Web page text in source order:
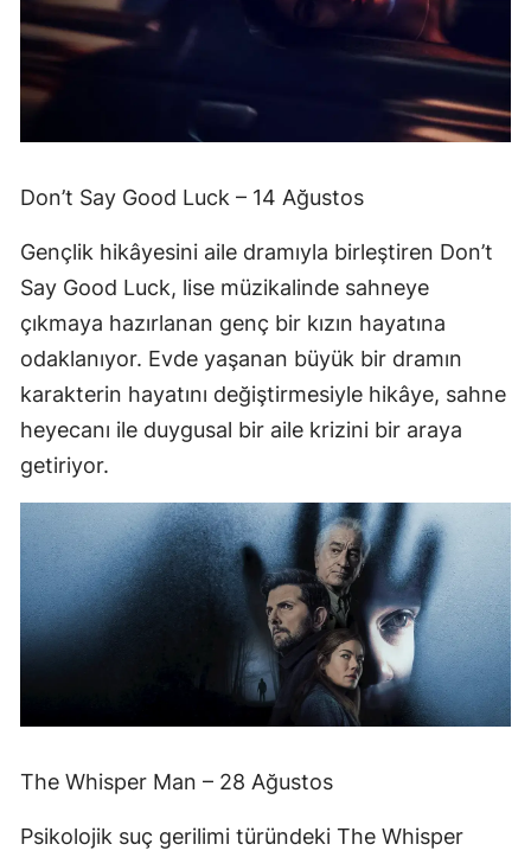
Don’t Say Good Luck – 14 Ağustos
Gençlik hikâyesini aile dramıyla birleştiren Don’t
Say Good Luck, lise müzikalinde sahneye
çıkmaya hazırlanan genç bir kızın hayatına
odaklanıyor. Evde yaşanan büyük bir dramın
karakterin hayatını değiştirmesiyle hikâye, sahne
heyecanı ile duygusal bir aile krizini bir araya
getiriyor.
The Whisper Man – 28 Ağustos
Psikolojik suç gerilimi türündeki The Whisper